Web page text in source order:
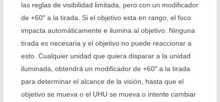
las reglas de visibilidad limitada, pero con un modificador
de +60″ a la tirada. Si el objetivo esta en rango, el foco
impacta automáticamente e ilumina al objetivo. Ninguna
tirada es necesaria y el objetivo no puede reaccionar a
esto. Cualquier unidad que quiera disparar a la unidad
iluminada, obtendrá un modificador de +60″ a la tirada
para determinar el alcance de la visión, hasta que el
objetivo se mueva o el UHU se mueva o intente cambiar